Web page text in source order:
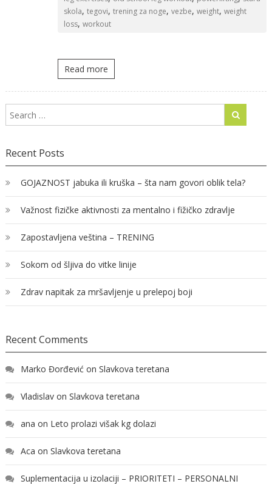
skola, tegovi, trening za noge, vezbe, weight, weight
loss, workout
Read more
Recent Posts
GOJAZNOST jabuka ili kruška – šta nam govori oblik tela?
Važnost fizičke aktivnosti za mentalno i fižičko zdravlje
Zapostavljena veština – TRENING
Sokom od šljiva do vitke linije
Zdrav napitak za mršavljenje u prelepoj boji
Recent Comments
Marko Đorđević on Slavkova teretana
Vladislavon Slavkova teretana
ana on Leto prolazi višak kg dolazi
Aca on Slavkova teretana
Suplementacija u izolaciji – PRIORITETI – PERSONALNI